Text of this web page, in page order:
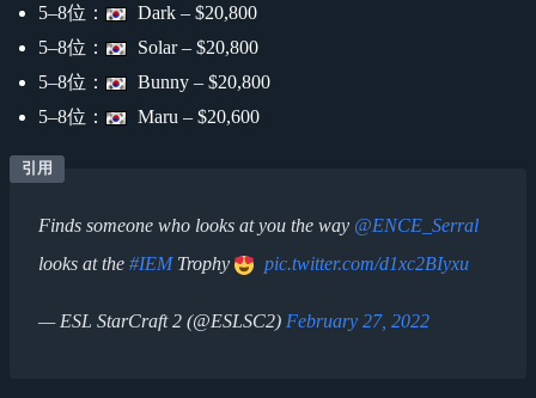
5​–​8位：
Dark – $20,800
5​–​8位：
Solar – $20,800
5​–​8位：
Bunny – $20,800
5​–​8位：
Maru – $20,600
Finds someone who looks at you the way @ENCE_Serral
looks at the #IEMTrophy pic.twitter.com/d1xc2BIyxu
— ESL StarCraft 2 (@ESLSC2) February 27, 2022